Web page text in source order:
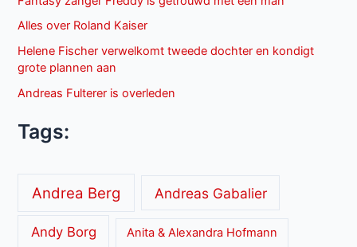
Alles over Roland Kaiser
Helene Fischer verwelkomt tweede dochter en kondigt
grote plannen aan
Andreas Fulterer is overleden
Tags:
Andrea Berg Andreas Gabalier
Andy Borg Anita & Alexandra Hofmann